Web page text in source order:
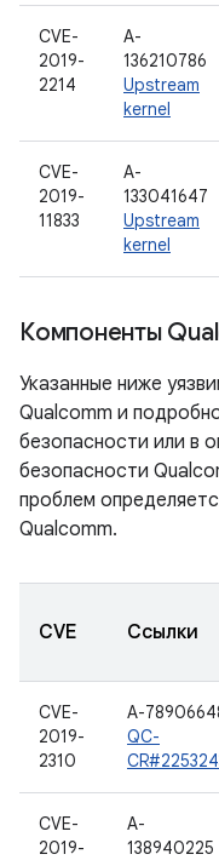
CVE-
2019-
2214
A-
136210786
Upstream
kernel
CVE-
2019-
11833
A-
133041647
Upstream
kernel
Компоненты
Указанные ниже
Qualcomm и
безопасности или в
безопасности
проблем
Qualcomm.
CVE Ссылки
CVE-
2019-
2310
A-
QC-
CVE-
2019-
A-
138940225